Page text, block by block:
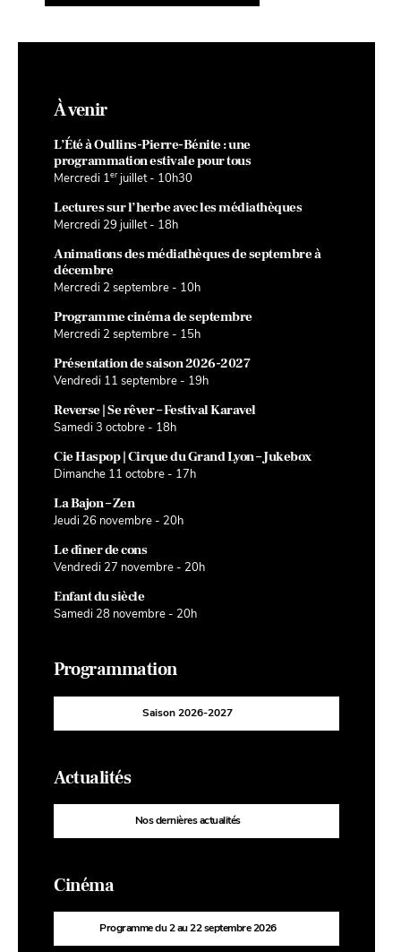
À venir
L’Été à Oullins-Pierre-Bénite : une
programmation estivale pour tous
Mercredi 1er juillet - 10h30
Lectures sur l’herbe avec les médiathèques
Mercredi 29 juillet - 18h
Animations des médiathèques de septembre à
décembre
Mercredi 2 septembre - 10h
Programme cinéma de septembre
Mercredi 2 septembre - 15h
Présentation de saison 2026-2027
Vendredi 11 septembre - 19h
Reverse | Se rêver – Festival Karavel
Samedi 3 octobre - 18h
Cie Haspop | Cirque du Grand Lyon – Jukebox
Dimanche 11 octobre - 17h
La Bajon – Zen
Jeudi 26 novembre - 20h
Le dîner de cons
Vendredi 27 novembre - 20h
Enfant du siècle
Samedi 28 novembre - 20h
Programmation
Saison 2026-2027
Actualités
Nos dernières actualités
Cinéma
Programme du 2 au 22 septembre 2026